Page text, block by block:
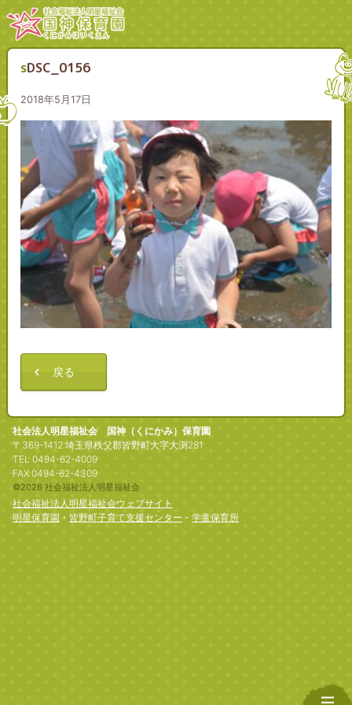
sDSC_0156
2018年5月17日
戻る
社会法人明星福祉会 国神（くにかみ）保育園
〒369-1412 埼玉県秩父郡皆野町大字大渕281
TEL 0494-62-4009
FAX 0494-62-4309
©2026 社会福祉法人明星福祉会
社会福祉法人明星福祉会ウェブサイト
明星保育園 ・ 皆野町子育て支援センター ・ 学童保育所